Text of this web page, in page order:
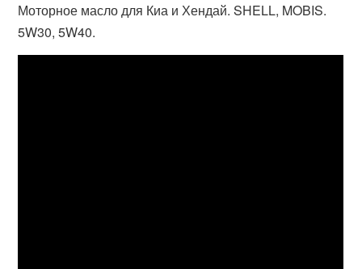
Моторное масло для Киа и Хендай. SHELL, MOBIS.
5W30, 5W40.